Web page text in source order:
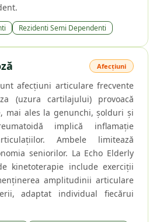
Rezidenti Semi Dependenti
Afecțiuni
afecțiuni articulare frecvente
(uzura cartilajului) provoacă
mai ales la genunchi, șolduri și
implică inflamație
Ambele limitează
seniorilor. La Echo Elderly
kinetoterapie include exerciții
amplitudinii articulare
adaptat individual fiecărui